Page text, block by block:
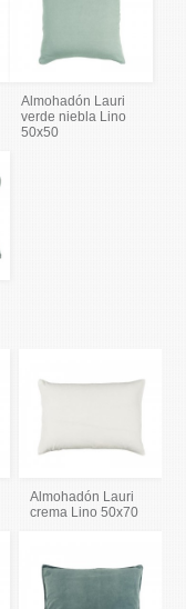
Almohadón Lauri
verde niebla Lino
50x50
Almohadón Lauri
crema Lino 50x70